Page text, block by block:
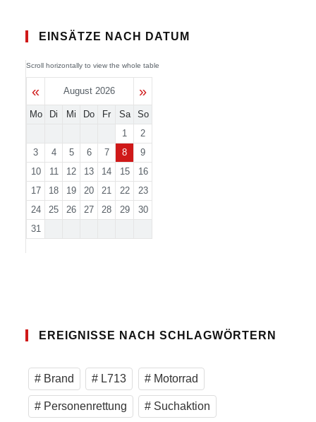
EINSÄTZE NACH DATUM
« August 2026 »
Mo Di Mi Do Fr Sa
So
1
2
3
4 5 6 7 8
9
10
11 12 13 14 15
16
17
18 19 20 21 22
23
24
25 26 27 28 29
30
31
EREIGNISSE NACH SCHLAGWÖRTERN
Brand L713 Motorrad
Personenrettung Suchaktion